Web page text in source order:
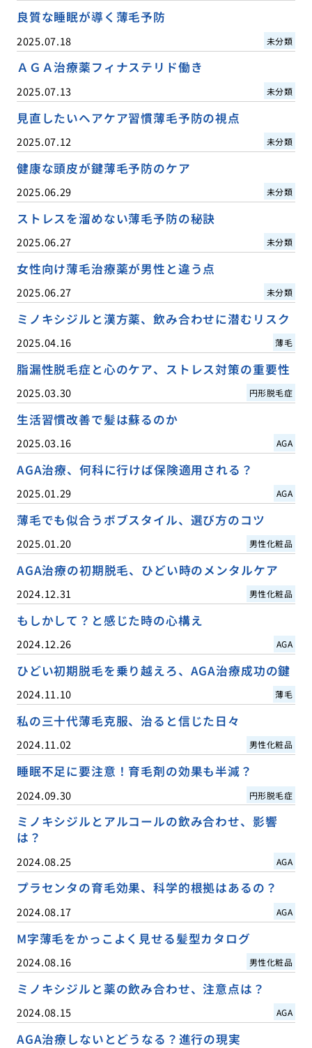
良質な睡眠が導く薄毛予防
2025.07.18 未分類
ＡＧＡ治療薬フィナステリド働き
2025.07.13 未分類
見直したいヘアケア習慣薄毛予防の視点
2025.07.12 未分類
健康な頭皮が鍵薄毛予防のケア
2025.06.29 未分類
ストレスを溜めない薄毛予防の秘訣
2025.06.27 未分類
女性向け薄毛治療薬が男性と違う点
2025.06.27 未分類
ミノキシジルと漢方薬、飲み合わせに潜むリスク
2025.04.16 薄毛
脂漏性脱毛症と心のケア、ストレス対策の重要性
2025.03.30 円形脱毛症
生活習慣改善で髪は蘇るのか
2025.03.16 AGA
AGA治療、何科に行けば保険適用される？
2025.01.29 AGA
薄毛でも似合うボブスタイル、選び方のコツ
2025.01.20 男性化粧品
AGA治療の初期脱毛、ひどい時のメンタルケア
2024.12.31 男性化粧品
もしかして？と感じた時の心構え
2024.12.26 AGA
ひどい初期脱毛を乗り越えろ、AGA治療成功の鍵
2024.11.10 薄毛
私の三十代薄毛克服、治ると信じた日々
2024.11.02 男性化粧品
睡眠不足に要注意！育毛剤の効果も半減？
2024.09.30 円形脱毛症
ミノキシジルとアルコールの飲み合わせ、影響
は？
2024.08.25 AGA
プラセンタの育毛効果、科学的根拠はあるの？
2024.08.17 AGA
M字薄毛をかっこよく見せる髪型カタログ
2024.08.16 男性化粧品
ミノキシジルと薬の飲み合わせ、注意点は？
2024.08.15 AGA
AGA治療しないとどうなる？進行の現実